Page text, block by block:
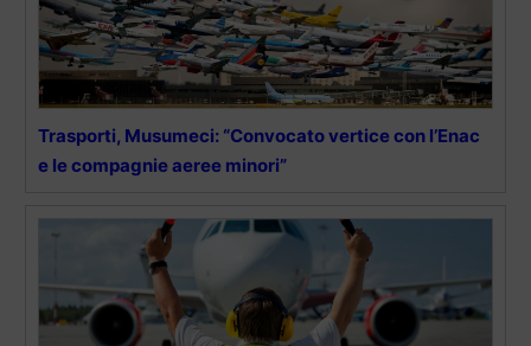
Trasporti, Musumeci: “Convocato vertice con l’Enac
e le compagnie aeree minori”